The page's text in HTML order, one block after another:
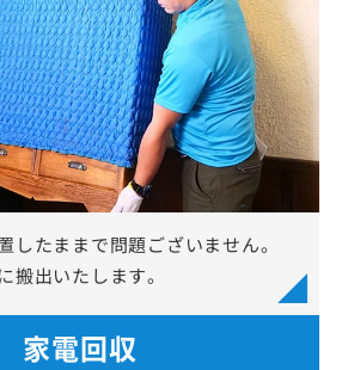
したままで問題ございません。
搬出いたします。
家電回収